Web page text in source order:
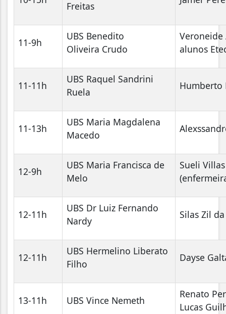
Freitas
11-9h
UBS Benedito
Oliveira Crudo
alunos
11-11h
UBS Raquel Sandrini
Ruela
Humberto
11-13h
UBS Maria Magdalena
Macedo
12-9h
UBS Maria Francisca de
Melo
Sueli
12-11h
UBS Dr Luiz Fernando
Nardy
Silas Zil
12-11h
UBS Hermelino Liberato
Filho
Dayse
13-11h UBS Vince Nemeth
Renato
Lucas